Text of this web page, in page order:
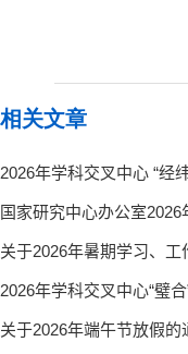
相关文章